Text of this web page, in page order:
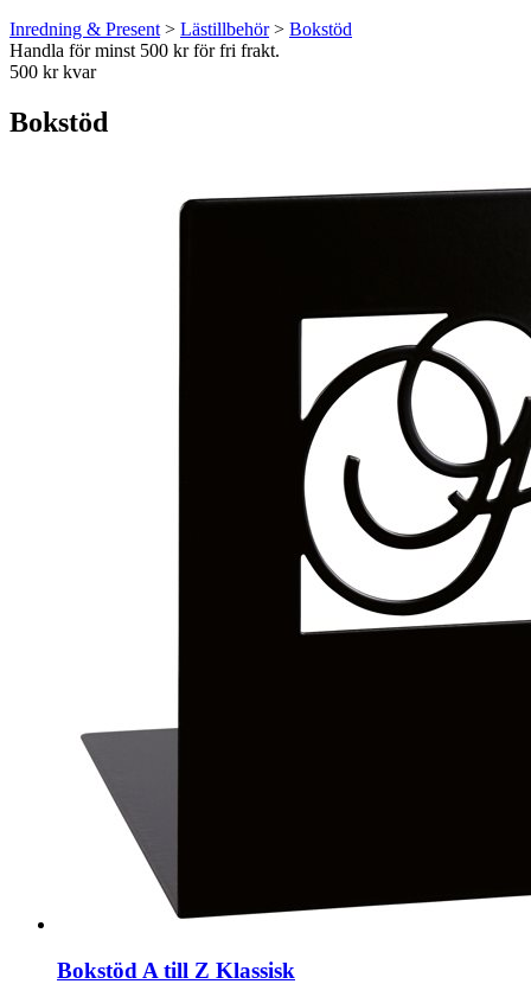
Inredning & Present > Lästillbehör> Bokstöd
Handla för minst 500 kr för fri frakt.
500 kr kvar
Bokstöd
Bokstöd A till Z Klassisk